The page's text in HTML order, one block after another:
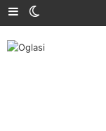
Sidebar